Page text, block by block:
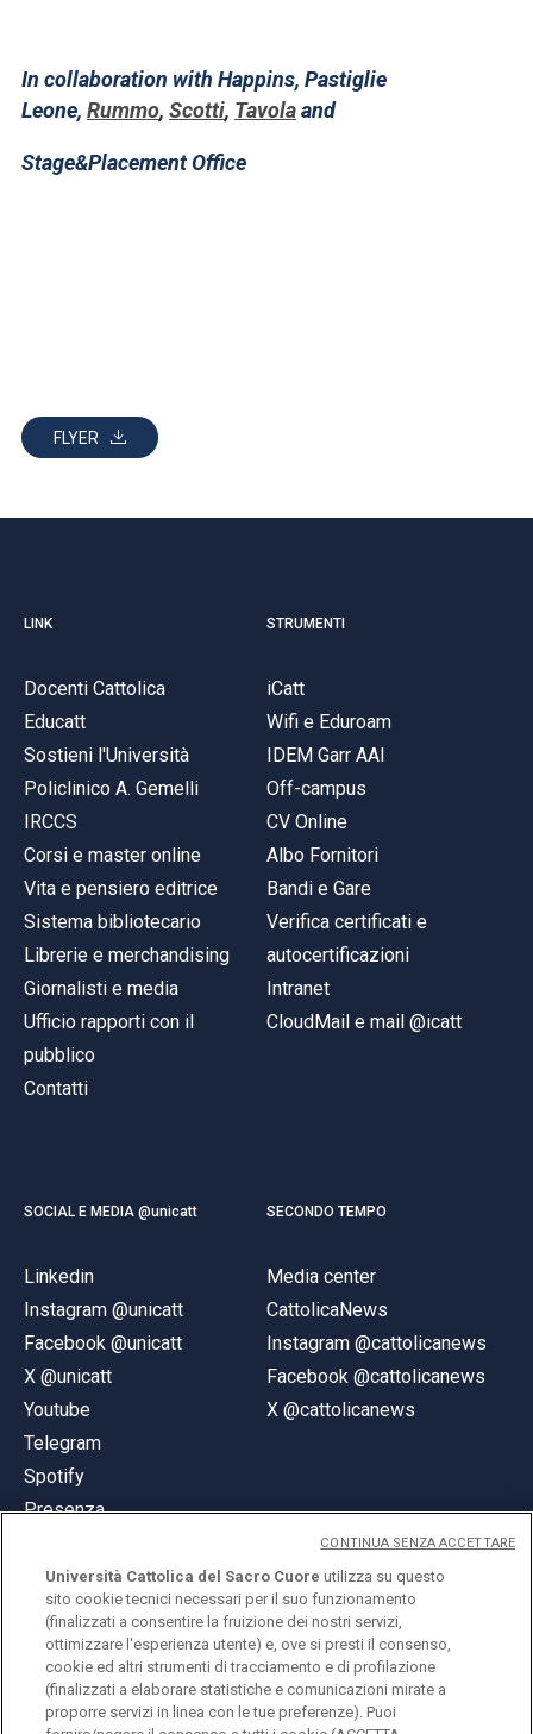
In collaboration with Happins, Pastiglie
Leone, Rummo, Scotti, Tavolaand
Stage&Placement Office
FLYER
LINK
Docenti Cattolica
Educatt
Sostieni l'Università
Policlinico A. Gemelli
IRCCS
Corsi e master online
Vita e pensiero editrice
Sistema bibliotecario
Librerie e merchandising
Giornalisti e media
Ufficio rapporti con il
pubblico
Contatti
STRUMENTI
iCatt
Wifi e Eduroam
IDEM Garr AAI
Off-campus
CV Online
Albo Fornitori
Bandi e Gare
Verifica certificati e
autocertificazioni
Intranet
CloudMail e mail @icatt
SOCIAL E MEDIA @unicatt
Linkedin
Instagram @unicatt
Facebook @unicatt
X @unicatt
Youtube
Telegram
Spotify
Presenza
SECONDO TEMPO
Media center
CattolicaNews
Instagram @cattolicanews
Facebook @cattolicanews
X @cattolicanews
© Università Cattolica del Sacro Cuore
Largo A. Gemelli 1, 20123 Milano
PI 02133120150
Università Cattolica del Sacro Cuore utilizza su questo
sito cookie tecnici necessari per il suo funzionamento
(finalizzati a consentire la fruizione dei nostri servizi,
ottimizzare l'esperienza utente) e, ove si presti il consenso,
cookie ed altri strumenti di tracciamento e di profilazione
(finalizzati a elaborare statistiche e comunicazioni mirate a
proporre servizi in linea con le tue preferenze). Puoi
CONTINUA SENZA ACCETTARE